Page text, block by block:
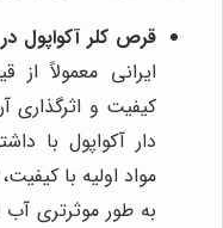
قرص کلر آکواپول
ایرانی معمولاً از
کیفیت و اثرگذاری
دار آکواپول با
مواد اولیه با
به طور موثرتری آب